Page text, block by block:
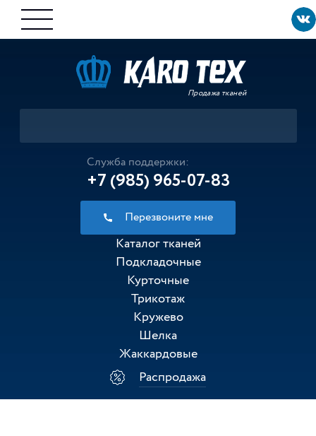
Продажа тканей
Служба поддержки:
+7 (985) 965-07-83
Перезвоните мне
Каталог тканей
Подкладочные
Курточные
Трикотаж
Кружево
Шелка
Жаккардовые
Распродажа